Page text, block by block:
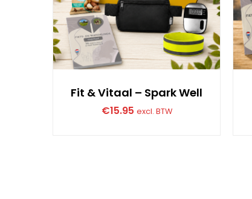
Fit & Vitaal – Spark Well
€15.95 excl. BTW